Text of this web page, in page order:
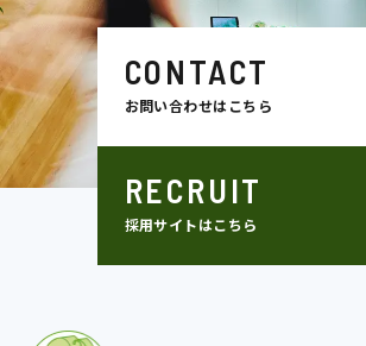
CONTACT
お問い合わせはこちら
RECRUIT
採用サイトはこちら